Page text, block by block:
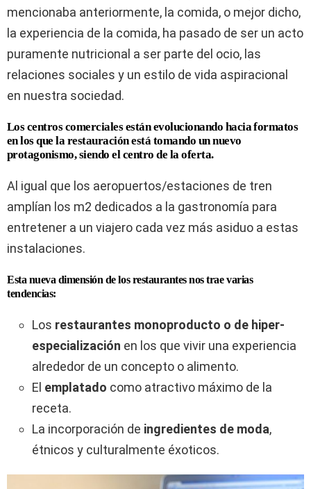
mencionaba anteriormente, la comida, o mejor dicho,
la experiencia de la comida, ha pasado de ser un acto
puramente nutricional a ser parte del ocio, las
relaciones sociales y un estilo de vida aspiracional
en nuestra sociedad.
Los centros comerciales están evolucionando hacia formatos
en los que la restauración está tomando un nuevo
protagonismo, siendo el centro de la oferta.
Al igual que los aeropuertos/estaciones de tren
amplían los m2 dedicados a la gastronomía para
entretener a un viajero cada vez más asiduo a estas
instalaciones.
Esta nueva dimensión de los restaurantes nos trae varias
tendencias:
Los restaurantes monoproducto o de hiper-
especialización en los que vivir una experiencia
alrededor de un concepto o alimento.
El emplatado como atractivo máximo de la
receta.
La incorporación de ingredientes de moda,
étnicos y culturalmente éxoticos.